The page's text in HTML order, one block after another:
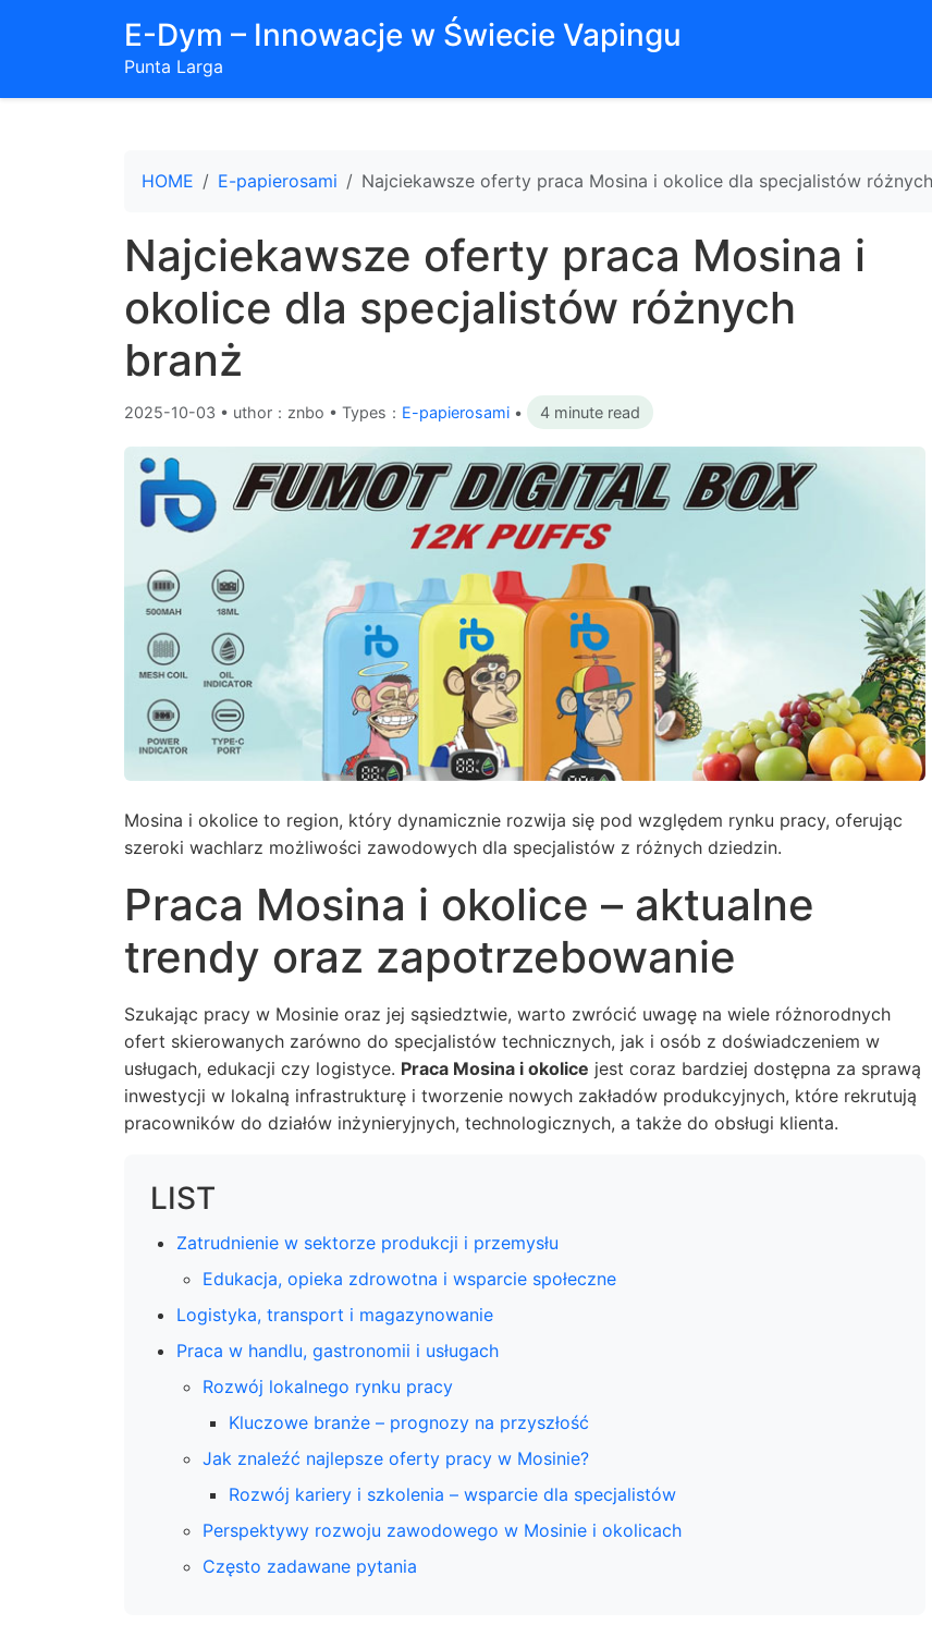
E-Dym – Innowacje w Świecie Vapingu
Punta Larga
HOME E-papierosami Najciekawsze oferty praca Mosina i okolice dla specjalistów
Najciekawsze oferty praca Mosina i
okolice dla specjalistów różnych
branż
2025-10-03 • uthor：znbo • Types： E-papierosami • 4 minute read
Mosina i okolice to region, który dynamicznie rozwija się pod względem rynku pracy, oferując
szeroki wachlarz możliwości zawodowych dla specjalistów z różnych dziedzin.
Praca Mosina i okolice – aktualne
trendy oraz zapotrzebowanie
Szukając pracy w Mosinie oraz jej sąsiedztwie, warto zwrócić uwagę na wiele różnorodnych
ofert skierowanych zarówno do specjalistów technicznych, jak i osób z doświadczeniem w
usługach, edukacji czy logistyce. Praca Mosina i okolice jest coraz bardziej dostępna za sprawą
inwestycji w lokalną infrastrukturę i tworzenie nowych zakładów produkcyjnych, które rekrutują
pracowników do działów inżynieryjnych, technologicznych, a także do obsługi klienta.
LIST
Zatrudnienie w sektorze produkcji i przemysłu
Edukacja, opieka zdrowotna i wsparcie społeczne
Logistyka, transport i magazynowanie
Praca w handlu, gastronomii i usługach
Rozwój lokalnego rynku pracy
Kluczowe branże – prognozy na przyszłość
Jak znaleźć najlepsze oferty pracy w Mosinie?
Rozwój kariery i szkolenia – wsparcie dla specjalistów
Perspektywy rozwoju zawodowego w Mosinie i okolicach
Często zadawane pytania